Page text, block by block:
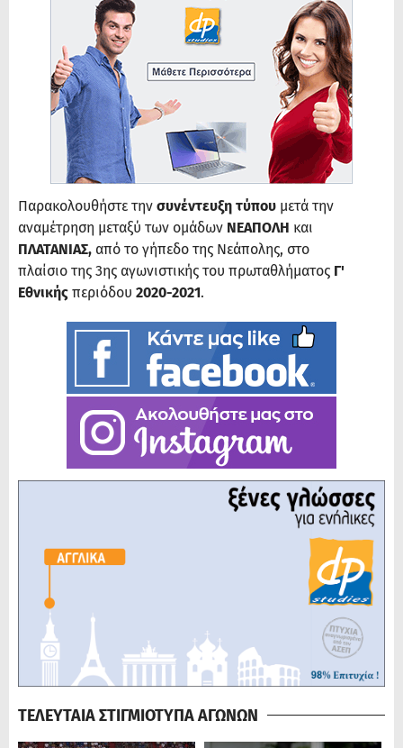
Παρακολουθήστε την συνέντευξη τύπου μετά την
αναμέτρηση μεταξύ των ομάδων ΝΕΑΠΟΛΗ και
ΠΛΑΤΑΝΙΑΣ, από το γήπεδο της Νεάπολης, στο
πλαίσιο της 3ης αγωνιστικής του πρωταθλήματος Γ'
Εθνικής περιόδου 2020-2021.
ΤΕΛΕΥΤΑΙΑ ΣΤΙΓΜΙΟΤΥΠΑ ΑΓΩΝΩΝ